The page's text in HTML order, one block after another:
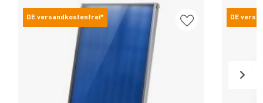
DE versandkostenfrei* DE